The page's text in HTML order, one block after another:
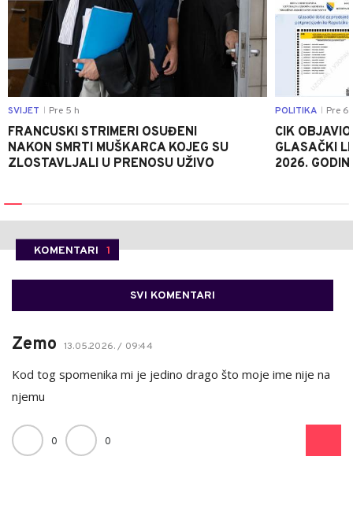
SVIJET Pre 5 h
FRANCUSKI STRIMERI OSUĐENI
NAKON SMRTI MUŠKARCA KOJEG SU
ZLOSTAVLJALI U PRENOSU UŽIVO
POLITIKA Pre 6
CIK
GLASAČKI
2026.
KOMENTARI 1
SVI KOMENTARI
Zemo 13.05.2026. / 09:44
Kod tog spomenika mi je jedino drago što moje ime nije na
njemu
0 0